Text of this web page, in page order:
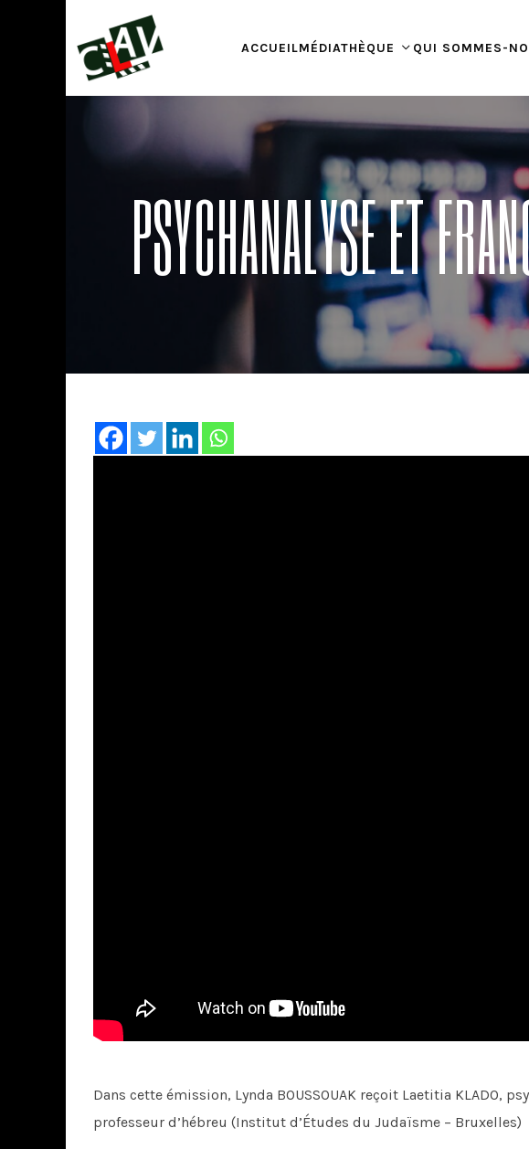
ACCUEILMÉDIATHÈQUE QUI SOMMES-
PSYCHANALYSE ET
Dans cette émission, Lynda BOUSSOUAK reçoit Laetitia KLADO,
professeur d’hébreu (Institut d’Études du Judaïsme – Bruxelles)